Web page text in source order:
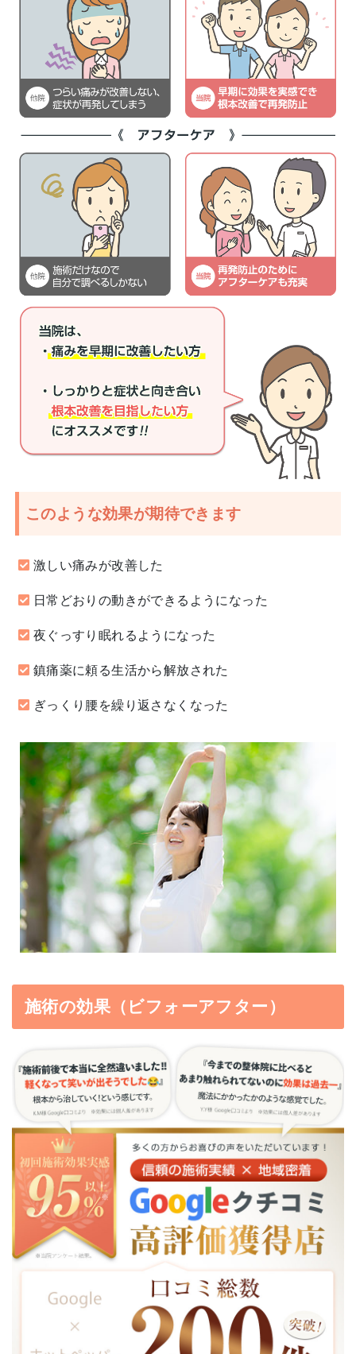
このような効果が期待できます
激しい痛みが改善した
日常どおりの動きができるようになった
夜ぐっすり眠れるようになった
鎮痛薬に頼る生活から解放された
ぎっくり腰を繰り返さなくなった
施術の効果（ビフォーアフター）